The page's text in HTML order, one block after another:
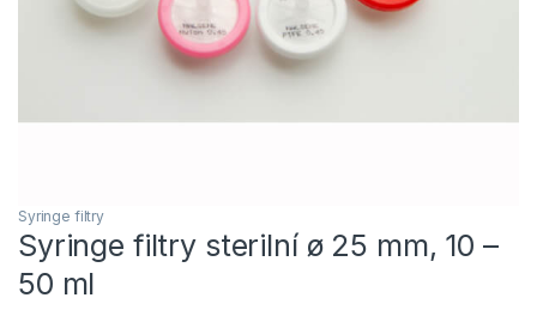
Syringe filtry
Syringe filtry sterilní ø 25 mm, 10 –
50 ml